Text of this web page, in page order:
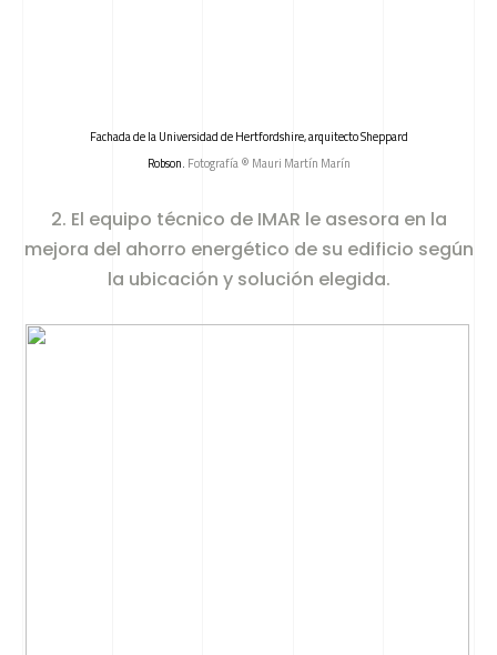
Fachada de la Universidad de Hertfordshire, arquitecto Sheppard
Robson. Fotografía ® Mauri Martín Marín
2. El equipo técnico de IMAR le asesora en la
mejora del ahorro energético de su edificio según
la ubicación y solución elegida.